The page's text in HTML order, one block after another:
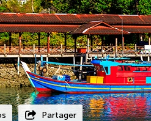
Partager